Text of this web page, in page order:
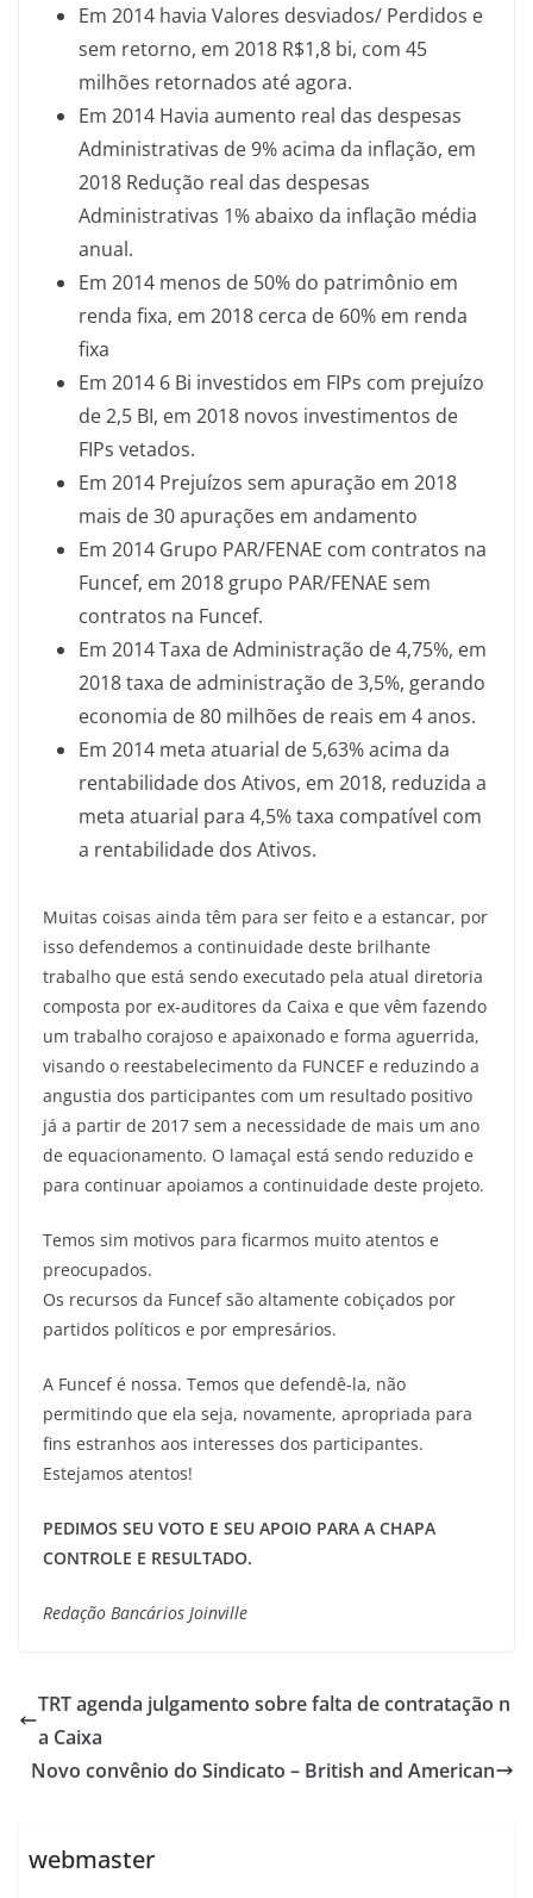
Em 2014 havia Valores desviados/ Perdidos e
sem retorno, em 2018 R$1,8 bi, com 45
milhões retornados até agora.
Em 2014 Havia aumento real das despesas
Administrativas de 9% acima da inflação, em
2018 Redução real das despesas
Administrativas 1% abaixo da inflação média
anual.
Em 2014 menos de 50% do patrimônio em
renda fixa, em 2018 cerca de 60% em renda
fixa
Em 2014 6 Bi investidos em FIPs com prejuízo
de 2,5 BI, em 2018 novos investimentos de
FIPs vetados.
Em 2014 Prejuízos sem apuração em 2018
mais de 30 apurações em andamento
Em 2014 Grupo PAR/FENAE com contratos na
Funcef, em 2018 grupo PAR/FENAE sem
contratos na Funcef.
Em 2014 Taxa de Administração de 4,75%, em
2018 taxa de administração de 3,5%, gerando
economia de 80 milhões de reais em 4 anos.
Em 2014 meta atuarial de 5,63% acima da
rentabilidade dos Ativos, em 2018, reduzida a
meta atuarial para 4,5% taxa compatível com
a rentabilidade dos Ativos.
Muitas coisas ainda têm para ser feito e a estancar, por
isso defendemos a continuidade deste brilhante
trabalho que está sendo executado pela atual diretoria
composta por ex-auditores da Caixa e que vêm fazendo
um trabalho corajoso e apaixonado e forma aguerrida,
visando o reestabelecimento da FUNCEF e reduzindo a
angustia dos participantes com um resultado positivo
já a partir de 2017 sem a necessidade de mais um ano
de equacionamento. O lamaçal está sendo reduzido e
para continuar apoiamos a continuidade deste projeto.
Temos sim motivos para ficarmos muito atentos e
preocupados.
Os recursos da Funcef são altamente cobiçados por
partidos políticos e por empresários.
A Funcef é nossa. Temos que defendê-la, não
permitindo que ela seja, novamente, apropriada para
fins estranhos aos interesses dos participantes.
Estejamos atentos!
PEDIMOS SEU VOTO E SEU APOIO PARA A CHAPA
CONTROLE E RESULTADO.
Redação Bancários Joinville
TRT agenda julgamento sobre falta de contratação n
a Caixa
Novo convênio do Sindicato – British and American
webmaster